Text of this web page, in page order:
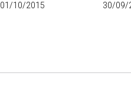
01/10/2015 30/09/